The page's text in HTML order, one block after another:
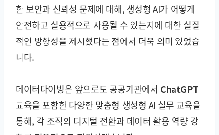
한 보안과 신뢰성 문제에 대해, 생성형 AI가 어떻게
안전하고 실용적으로 사용될 수 있는지에 대한 실질
적인 방향성을 제시했다는 점에서 더욱 의미 있었습
니다.
데이터다이빙은 앞으로도 공공기관에서 ChatGPT
교육을 포함한 다양한 맞춤형 생성형 AI 실무 교육을
통해, 각 조직의 디지털 전환과 데이터 활용 역량 강